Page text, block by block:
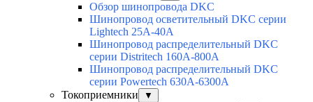
Обзор шинопровода DKC
Шинопровод осветительный DKC серии
Lightech 25А-40А
Шинопровод распределительный DKC
серии Distritech 160А-800А
Шинопровод распределительный DKC
серии Powertech 630А-6300А
Токоприемники
▼